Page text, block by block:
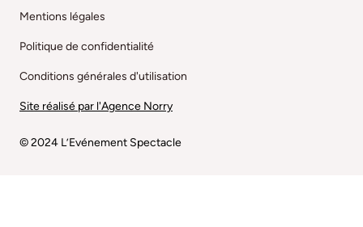
© 2024 L’Evénement Spectacle
Site réalisé par l'Agence Norry
Mentions légales
Politique de confidentialité
Conditions générales d'utilisation